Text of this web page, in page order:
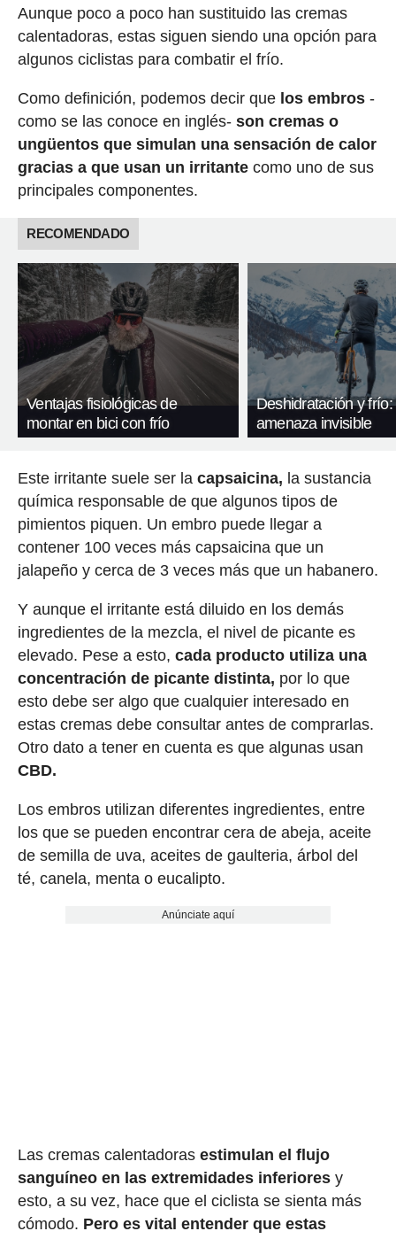
Aunque poco a poco han sustituido las cremas
calentadoras, estas siguen siendo una opción para
algunos ciclistas para combatir el frío.
Como definición, podemos decir que los embros-
como se las conoce en inglés- son cremas o
ungüentos que simulan una sensación de calor
gracias a que usan un irritantecomo uno de sus
principales componentes.
RECOMENDADO
Ventajas fisiológicas de
montar en bici con frío
Deshidratación y frío:
amenaza invisible
Este irritante suele ser la capsaicina, la sustancia
química responsable de que algunos tipos de
pimientos piquen. Un embro puede llegar a
contener 100 veces más capsaicina que un
jalapeño y cerca de 3 veces más que un habanero.
Y aunque el irritante está diluido en los demás
ingredientes de la mezcla, el nivel de picante es
elevado. Pese a esto, cada producto utiliza una
concentración de picante distinta, por lo que
esto debe ser algo que cualquier interesado en
estas cremas debe consultar antes de comprarlas.
Otro dato a tener en cuenta es que algunas usan
CBD.
Los embros utilizan diferentes ingredientes, entre
los que se pueden encontrar cera de abeja, aceite
de semilla de uva, aceites de gaulteria, árbol del
té, canela, menta o eucalipto.
Anúnciate aquí
Las cremas calentadoras estimulan el flujo
sanguíneo en las extremidades inferioresy
esto, a su vez, hace que el ciclista se sienta más
cómodo. Pero es vital entender que estas